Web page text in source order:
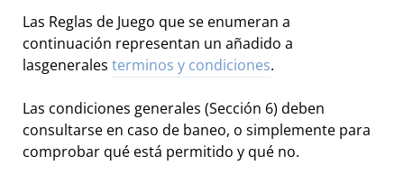
Las Reglas de Juego que se enumeran a
continuación representan un añadido a
lasgenerales terminos y condiciones.
Las condiciones generales (Sección 6) deben
consultarse en caso de baneo, o simplemente para
comprobar qué está permitido y qué no.